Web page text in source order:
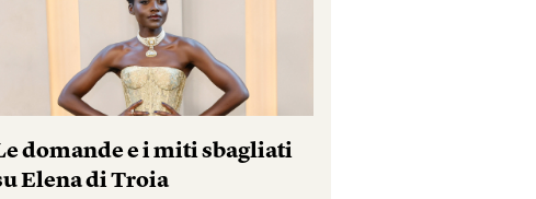
domande e i miti sbagliati
Elena di Troia